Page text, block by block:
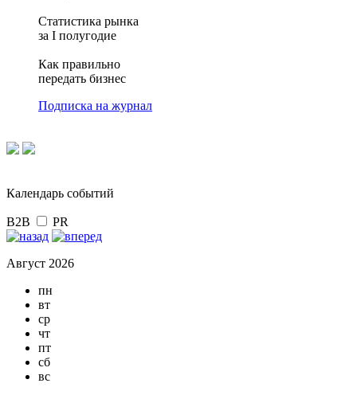
Статистика рынка
за I полугодие
Как правильно
передать бизнес
Подписка на журнал
Календарь событий
B2B PR
Август 2026
пн
вт
ср
чт
пт
сб
вс